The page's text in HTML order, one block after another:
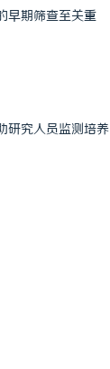
早期筛查至关重
研究人员监测培养